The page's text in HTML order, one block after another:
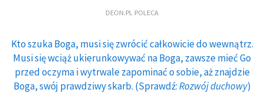
DEON.PL POLECA
Kto szuka Boga, musi się zwrócić całkowicie do wewnątrz.
Musi się wciąż ukierunkowywać na Boga, zawsze mieć Go
przed oczyma i wytrwale zapominać o sobie, aż znajdzie
Boga, swój prawdziwy skarb. (Sprawdź:Rozwój duchowy)